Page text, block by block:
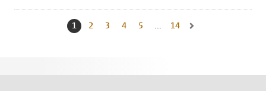
Huidige pagina, pagina
1 Naar pagina
2 Naar pagina
3 Naar pagina
4 Naar pagina
5 ... Naar laatste pagina,
14